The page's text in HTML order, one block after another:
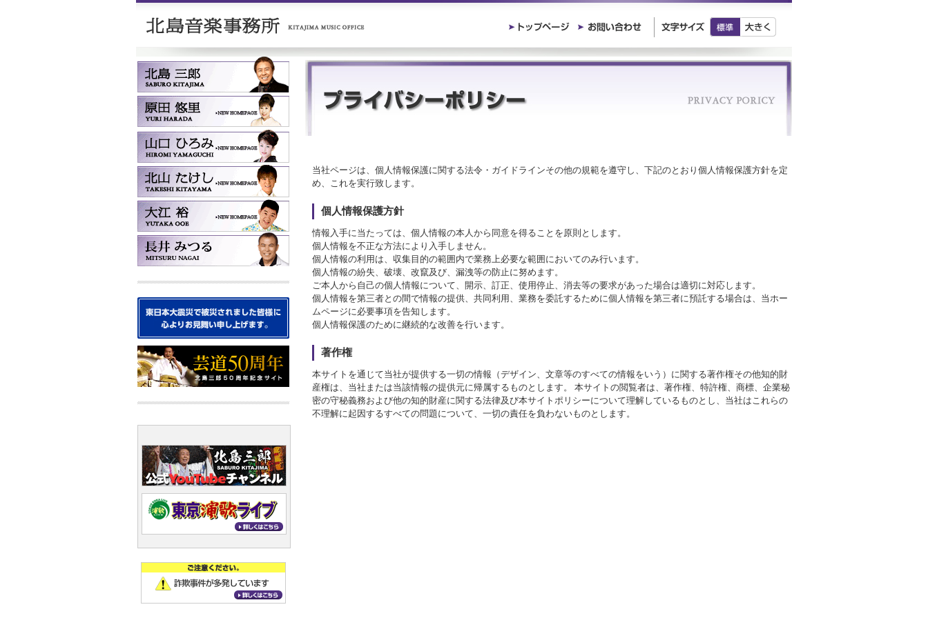
当社ページは、個人情報保護に関する法令・ガイドラインその他の規範を遵守し、下記のとおり個人情報保護方針を定
め、これを実行致します。
個人情報保護方針
情報入手に当たっては、個人情報の本人から同意を得ることを原則とします。
個人情報を不正な方法により入手しません。
個人情報の利用は、収集目的の範囲内で業務上必要な範囲においてのみ行います。
個人情報の紛失、破壊、改竄及び、漏洩等の防止に努めます。
ご本人から自己の個人情報について、開示、訂正、使用停止、消去等の要求があった場合は適切に対応します。
個人情報を第三者との間で情報の提供、共同利用、業務を委託するために個人情報を第三者に預託する場合は、当ホー
ムページに必要事項を告知します。
個人情報保護のために継続的な改善を行います。
著作権
本サイトを通じて当社が提供する一切の情報（デザイン、文章等のすべての情報をいう）に関する著作権その他知的財
産権は、当社または当該情報の提供元に帰属するものとします。 本サイトの閲覧者は、著作権、特許権、商標、企業秘
密の守秘義務および他の知的財産に関する法律及び本サイトポリシーについて理解しているものとし、当社はこれらの
不理解に起因するすべての問題について、一切の責任を負わないものとします。